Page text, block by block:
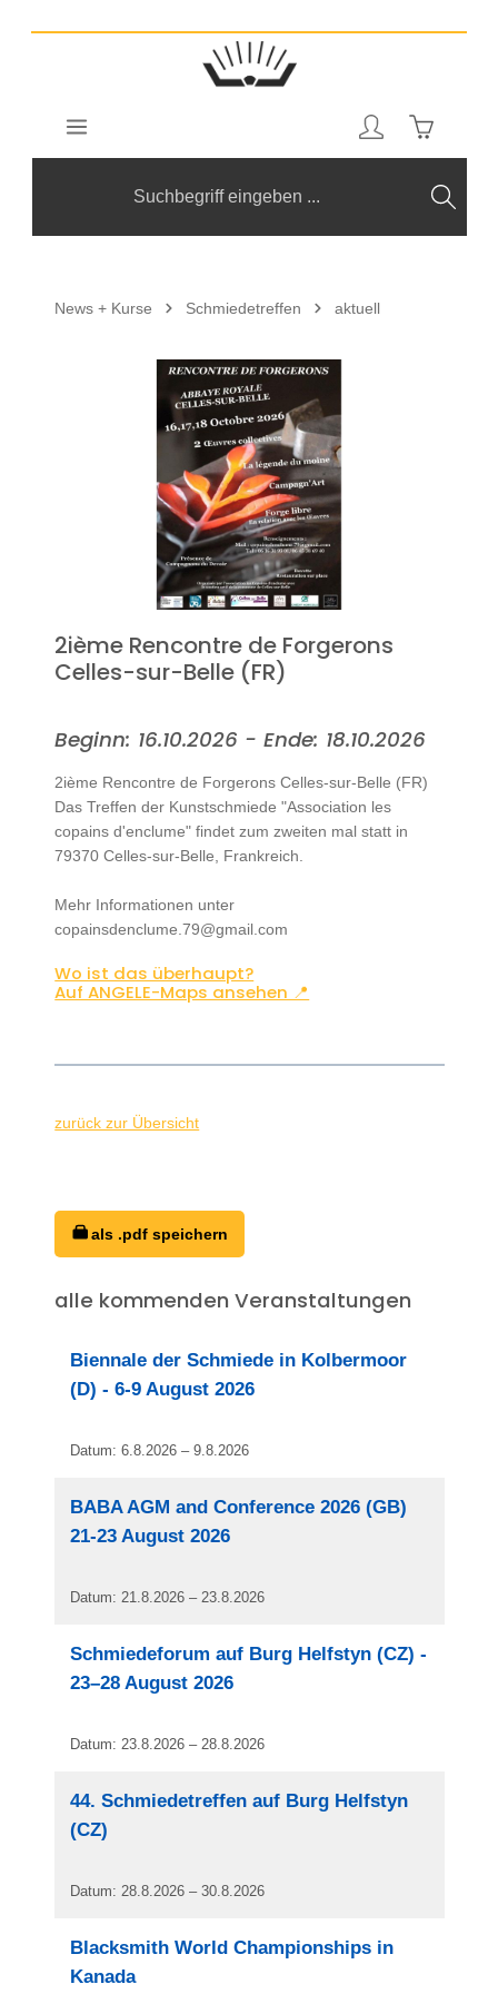
Zum Hauptinhalt springen
News + Kurse Schmiedetreffen aktuell
Bildergalerie überspringen
2ième Rencontre de Forgerons
Celles-sur-Belle (FR)
Beginn: 16.10.2026 - Ende: 18.10.2026
2ième Rencontre de Forgerons Celles-sur-Belle (FR)
Das Treffen der Kunstschmiede "Association les
copains d'enclume" findet zum zweiten mal statt in
79370 Celles-sur-Belle, Frankreich.
Mehr Informationen unter
copainsdenclume.79@gmail.com
Wo ist das überhaupt?
Auf ANGELE-Maps ansehen 📍
zurück zur Übersicht
als .pdf speichern
alle kommenden Veranstaltungen
Biennale der Schmiede in Kolbermoor
(D) - 6-9 August 2026
Datum: 6.8.2026 – 9.8.2026
BABA AGM and Conference 2026 (GB)
21-23 August 2026
Datum: 21.8.2026 – 23.8.2026
Schmiedeforum auf Burg Helfstyn (CZ) -
23–28 August 2026
Datum: 23.8.2026 – 28.8.2026
44. Schmiedetreffen auf Burg Helfstyn
(CZ)
Datum: 28.8.2026 – 30.8.2026
Blacksmith World Championships in
Kanada